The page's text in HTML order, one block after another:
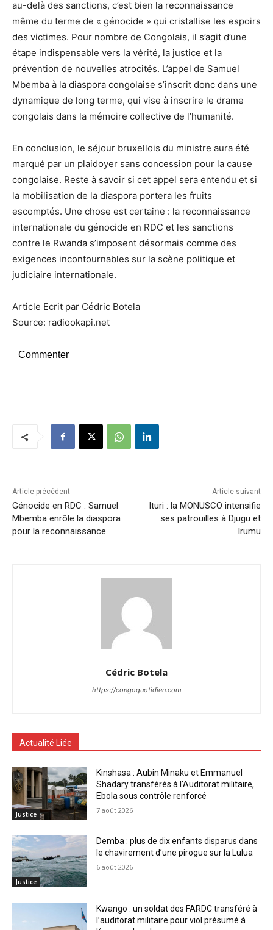
au-delà des sanctions, c’est bien la reconnaissance
même du terme de « génocide » qui cristallise les espoirs
des victimes. Pour nombre de Congolais, il s’agit d’une
étape indispensable vers la vérité, la justice et la
prévention de nouvelles atrocités. L’appel de Samuel
Mbemba à la diaspora congolaise s’inscrit donc dans une
dynamique de long terme, qui vise à inscrire le drame
congolais dans la mémoire collective de l’humanité.
En conclusion, le séjour bruxellois du ministre aura été
marqué par un plaidoyer sans concession pour la cause
congolaise. Reste à savoir si cet appel sera entendu et si
la mobilisation de la diaspora portera les fruits
escomptés. Une chose est certaine : la reconnaissance
internationale du génocide en RDC et les sanctions
contre le Rwanda s’imposent désormais comme des
exigences incontournables sur la scène politique et
judiciaire internationale.
Article Ecrit par Cédric Botela
Source: radiookapi.net
Commenter
Article précédent
Génocide en RDC : Samuel
Mbemba enrôle la diaspora
pour la reconnaissance
Article suivant
Ituri : la MONUSCO intensifie
ses patrouilles à Djugu et
Irumu
Cédric Botela
https://congoquotidien.com
Actualité Liée
Justice
Kinshasa : Aubin Minaku et Emmanuel
Shadary transférés à l’Auditorat militaire,
Ebola sous contrôle renforcé
7 août 2026
Justice
Demba : plus de dix enfants disparus dans
le chavirement d’une pirogue sur la Lulua
6 août 2026
Kwango : un soldat des FARDC transféré à
l’auditorat militaire pour viol présumé à